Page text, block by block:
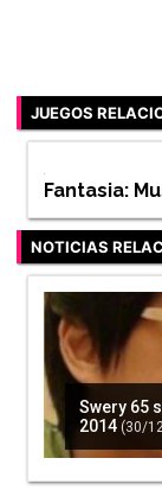
JUEGOS
Fantasia:
NOTICIAS
Swery 65
2014 (30/